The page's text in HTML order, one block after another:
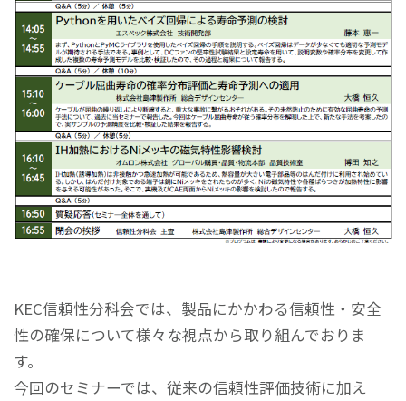
KEC信頼性分科会では、製品にかかわる信頼性・安全
性の確保について様々な視点から取り組んでおりま
す。
今回のセミナーでは、従来の信頼性評価技術に加え